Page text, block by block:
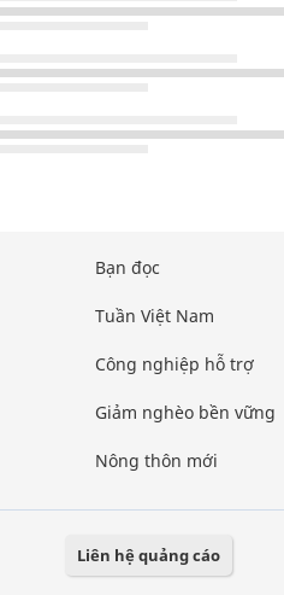
Bạn đọc
Tuần Việt Nam
Công nghiệp hỗ trợ
Giảm nghèo bền vững
Nông thôn mới
Liên hệ quảng cáo